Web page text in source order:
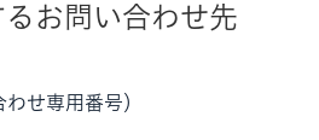
お問い合わせ先
せ専用番号）